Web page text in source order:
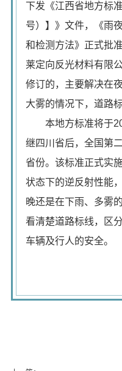
下发《江西省地方标
号）】》文件，《雨
和检测方法》正式批
莱定向反光材料有限
修订的，主要解决在
大雾的情况下，道路
本地方标准将于
继四川省后，全国第
省份。该标准正式实
状态下的逆反射性能
晚还是在下雨、多雾
看清楚道路标线，区
车辆及行人的安全。